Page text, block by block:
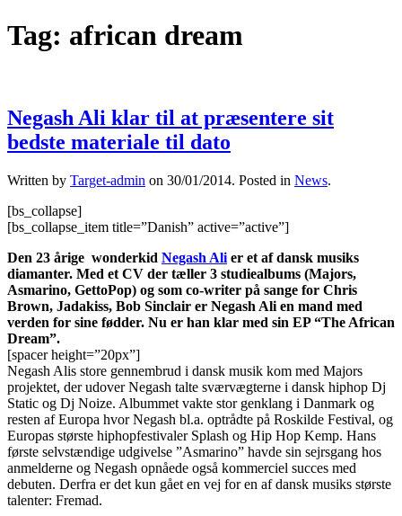
Tag: african dream
Negash Ali klar til at præsentere sit
bedste materiale til dato
Written by Target-admin on 30/01/2014. Posted in News.
[bs_collapse]
[bs_collapse_item title=”Danish” active=”active”]
Den 23 årige wonderkid Negash Ali er et af dansk musiks
diamanter. Med et CV der tæller 3 studiealbums (Majors,
Asmarino, GettoPop) og som co-writer på sange for Chris
Brown, Jadakiss, Bob Sinclair er Negash Ali en mand med
verden for sine fødder. Nu er han klar med sin EP “The African
Dream”.
[spacer height=”20px”]
Negash Alis store gennembrud i dansk musik kom med Majors
projektet, der udover Negash talte sværvægterne i dansk hiphop Dj
Static og Dj Noize. Albummet vakte stor genklang i Danmark og
resten af Europa hvor Negash bl.a. optrådte på Roskilde Festival, og
Europas største hiphopfestivaler Splash og Hip Hop Kemp. Hans
første selvstændige udgivelse ”Asmarino” havde sin sejrsgang hos
anmelderne og Negash opnåede også kommerciel succes med
debuten. Derfra er det kun gået en vej for en af dansk musiks største
talenter: Fremad.